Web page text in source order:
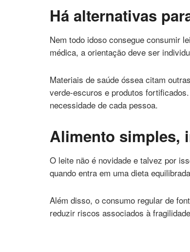
Há alternativas
Nem todo idoso consegue consumir
médica, a orientação deve ser
Materiais de saúde óssea citam
verde-escuros e produtos
necessidade de cada pessoa.
Alimento simples,
O leite não é novidade e talvez por
quando entra em uma dieta
Além disso, o consumo regular de
reduzir riscos associados à